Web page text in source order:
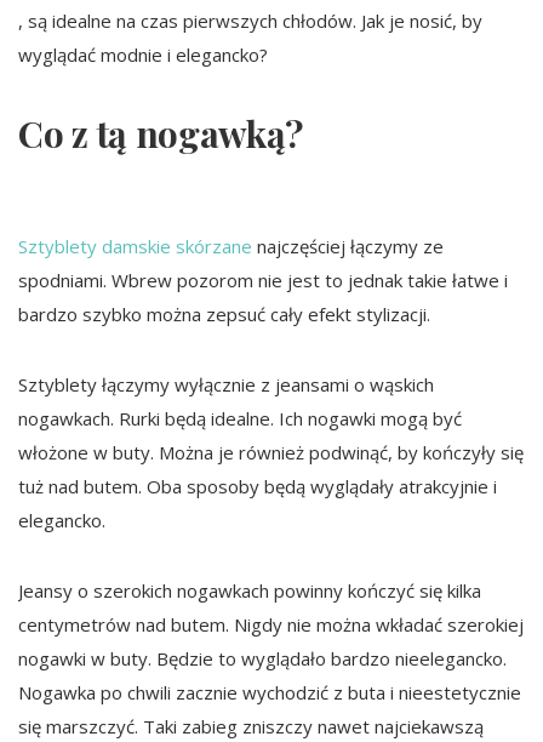
, są idealne na czas pierwszych chłodów. Jak je nosić, by
wyglądać modnie i elegancko?
Co z tą nogawką?
Sztyblety damskie skórzane najczęściej łączymy ze
spodniami. Wbrew pozorom nie jest to jednak takie łatwe i
bardzo szybko można zepsuć cały efekt stylizacji.
Sztyblety łączymy wyłącznie z jeansami o wąskich
nogawkach. Rurki będą idealne. Ich nogawki mogą być
włożone w buty. Można je również podwinąć, by kończyły się
tuż nad butem. Oba sposoby będą wyglądały atrakcyjnie i
elegancko.
Jeansy o szerokich nogawkach powinny kończyć się kilka
centymetrów nad butem. Nigdy nie można wkładać szerokiej
nogawki w buty. Będzie to wyglądało bardzo nieelegancko.
Nogawka po chwili zacznie wychodzić z buta i nieestetycznie
się marszczyć. Taki zabieg zniszczy nawet najciekawszą